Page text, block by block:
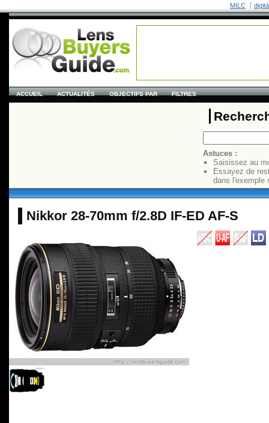
MILC
ACCUEIL ACTUALITÉS OBJECTIFS PAR FILTRES
Astuces :
Saisissez au
Essayez de
dans
Nikkor 28-70mm f/2.8D IF-ED AF-S